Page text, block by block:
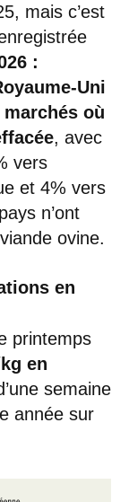
mais c’est
:
Uni
où
, avec
vers
et 4% vers
n’ont
ovine.
en
printemps
en
semaine
année sur